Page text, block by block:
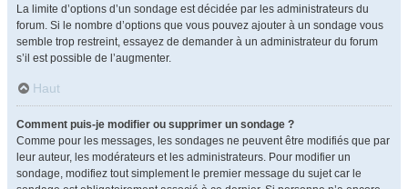
La limite d’options d’un sondage est décidée par les administrateurs du
forum. Si le nombre d’options que vous pouvez ajouter à un sondage vous
semble trop restreint, essayez de demander à un administrateur du forum
s’il est possible de l’augmenter.
Haut
Comment puis-je modifier ou supprimer un sondage ?
Comme pour les messages, les sondages ne peuvent être modifiés que par
leur auteur, les modérateurs et les administrateurs. Pour modifier un
sondage, modifiez tout simplement le premier message du sujet car le